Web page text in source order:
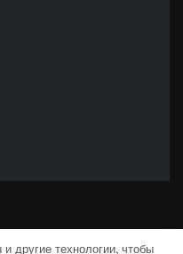
другие технологии, чтобы